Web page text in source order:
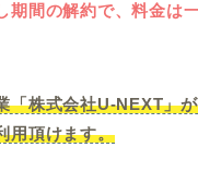
期間の解約で、料金は
「株式会社U-NEXT」
用頂けます。